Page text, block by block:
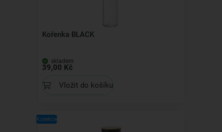
Kořenka BLACK
skladem
39,00 Kč
Vložit do košíku
Kolekce